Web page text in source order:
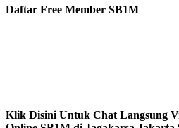
Daftar Free Member SB1M
Klik Disini Untuk Chat Langsung